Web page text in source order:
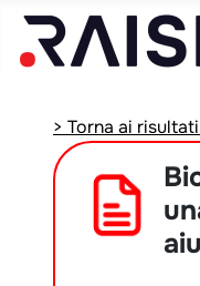
> Torna ai